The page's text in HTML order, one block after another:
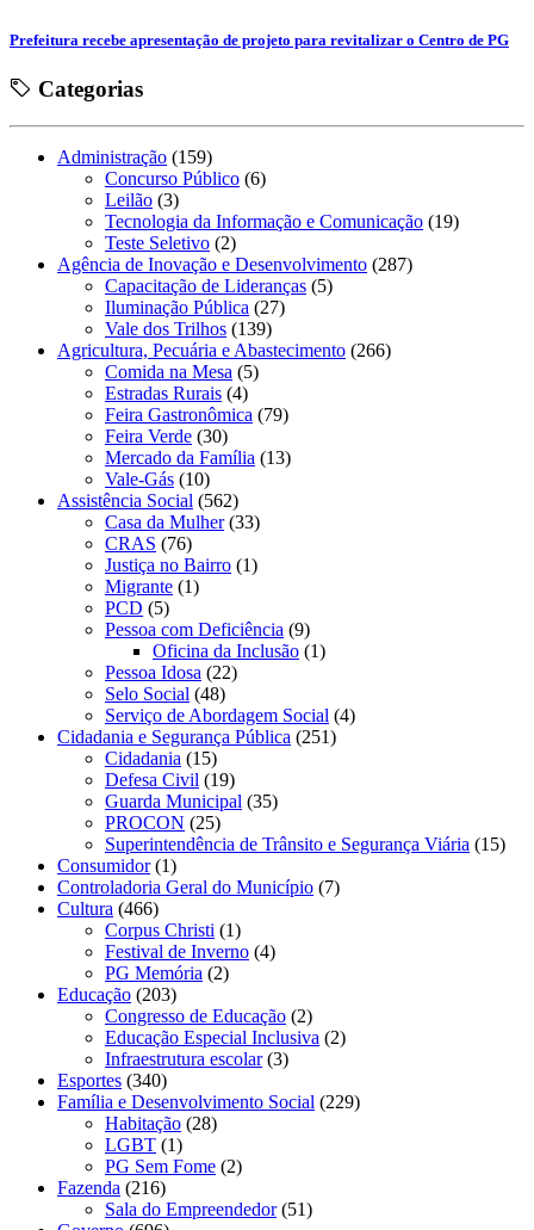
Prefeitura recebe apresentação de projeto para revitalizar o Centro de PG
Categorias
Administração (159)
Concurso Público (6)
Leilão (3)
Tecnologia da Informação e Comunicação (19)
Teste Seletivo (2)
Agência de Inovação e Desenvolvimento (287)
Capacitação de Lideranças (5)
Iluminação Pública (27)
Vale dos Trilhos (139)
Agricultura, Pecuária e Abastecimento (266)
Comida na Mesa (5)
Estradas Rurais (4)
Feira Gastronômica (79)
Feira Verde (30)
Mercado da Família (13)
Vale-Gás (10)
Assistência Social (562)
Casa da Mulher(33)
CRAS (76)
Justiça no Bairro (1)
Migrante (1)
PCD (5)
Pessoa com Deficiência (9)
Oficina da Inclusão (1)
Pessoa Idosa (22)
Selo Social (48)
Serviço de Abordagem Social (4)
Cidadania e Segurança Pública (251)
Cidadania (15)
Defesa Civil (19)
Guarda Municipal (35)
PROCON (25)
Superintendência de Trânsito e Segurança Viária (15)
Consumidor(1)
Controladoria Geral do Município (7)
Cultura (466)
Corpus Christi (1)
Festival de Inverno (4)
PG Memória (2)
Educação (203)
Congresso de Educação (2)
Educação Especial Inclusiva (2)
Infraestrutura escolar(3)
Esportes (340)
Família e Desenvolvimento Social (229)
Habitação (28)
LGBT (1)
PG Sem Fome (2)
Fazenda (216)
Sala do Empreendedor(51)